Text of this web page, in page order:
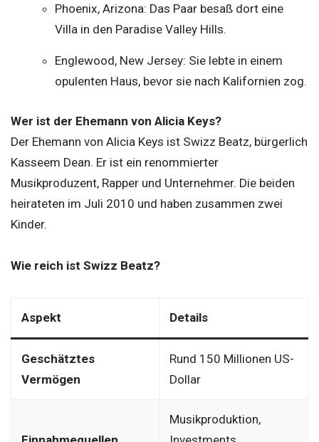
Phoenix, Arizona: Das Paar besaß dort eine
Villa in den Paradise Valley Hills.
Englewood, New Jersey: Sie lebte in einem
opulenten Haus, bevor sie nach Kalifornien zog.
Wer ist der Ehemann von Alicia Keys?
Der Ehemann von Alicia Keys ist Swizz Beatz, bürgerlich
Kasseem Dean. Er ist ein renommierter
Musikproduzent, Rapper und Unternehmer. Die beiden
heirateten im Juli 2010 und haben zusammen zwei
Kinder.
Wie reich ist Swizz Beatz?
Aspekt Details
Geschätztes
Vermögen
Rund 150 Millionen US-
Dollar
Musikproduktion,